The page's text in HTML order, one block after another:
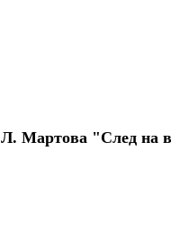
Л. Мартова "След на